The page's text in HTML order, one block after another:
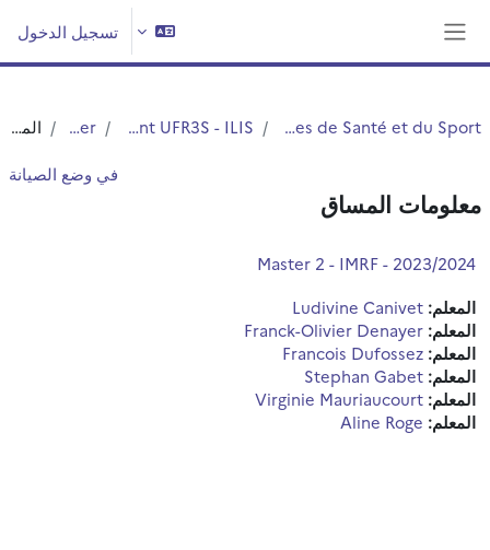
تسجيل الدخول
UFR3S - Sciences de Santé et du Sport
Département UFR3S - ILIS
Master الملخص
في وضع الصيانة
معلومات المساق
Master 2 - IMRF - 2023/2024
المعلم: Ludivine Canivet
المعلم: Franck-Olivier Denayer
المعلم: Francois Dufossez
المعلم: Stephan Gabet
المعلم: Virginie Mauriaucourt
المعلم: Aline Roge